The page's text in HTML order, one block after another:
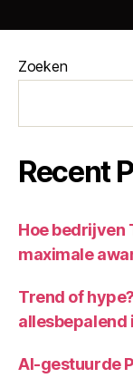
Zoeken
Recent
Hoe bedrijven
maximale
Trend of
allesbepalend
AI-gestuurde